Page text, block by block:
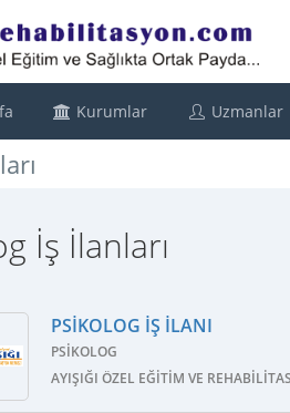
Kurumlar Uzmanlar
İş İlanları
PSIKOLOG İŞ İLANI
PSIKOLOG
AYIŞIĞI ÖZEL EĞITIM VE